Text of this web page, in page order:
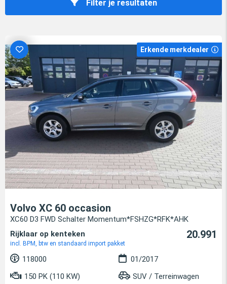
Filter je resultaten
Erkende merkdealer
Volvo XC 60 occasion
XC60 D3 FWD Schalter Momentum*FSHZG*RFK*AHK
Rijklaar op kenteken
incl. BPM, btw en standaard import pakket
20.991
118000
01/2017
150 PK (110 KW)
SUV / Terreinwagen